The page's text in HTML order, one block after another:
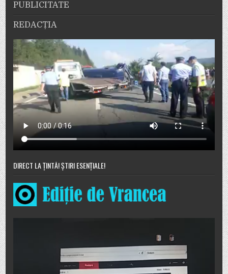
PUBLICITATE
REDACȚIA
DIRECT LA ȚINTĂ! ȘTIRI ESENȚIALE!